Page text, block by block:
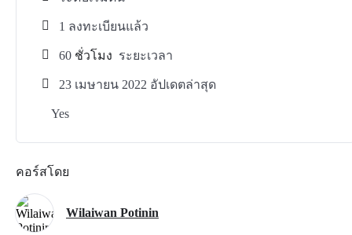
1 ลงทะเบียนแล้ว
60 ชั่วโมง ระยะเวลา
23 เมษายน 2022 อัปเดตล่าสุด
Yes
คอร์สโดย
Wilaiwan Potinin